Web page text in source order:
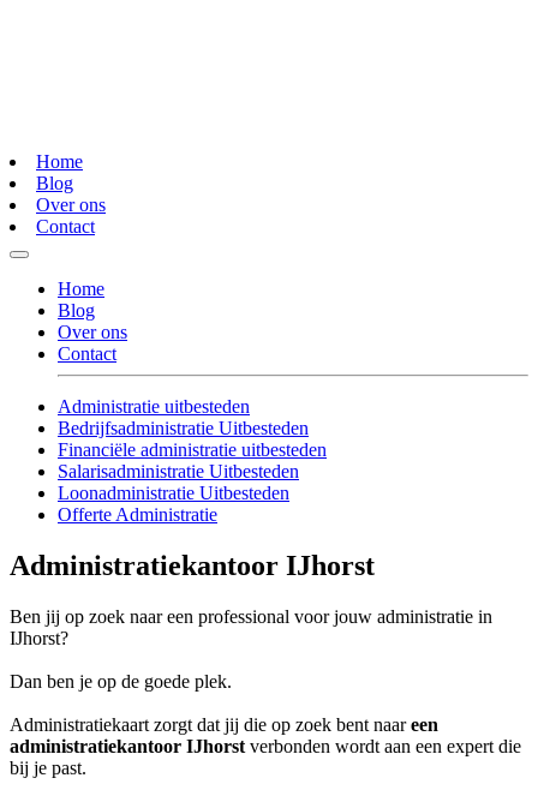
Home
Blog
Over ons
Contact
Home
Blog
Over ons
Contact
Administratie uitbesteden
Bedrijfsadministratie Uitbesteden
Financiële administratie uitbesteden
Salarisadministratie Uitbesteden
Loonadministratie Uitbesteden
Offerte Administratie
Administratiekantoor IJhorst
Ben jij op zoek naar een professional voor jouw administratie in
IJhorst?
Dan ben je op de goede plek.
Administratiekaart zorgt dat jij die op zoek bent naareen
administratiekantoor IJhorst verbonden wordt aan een expert die
bij je past.